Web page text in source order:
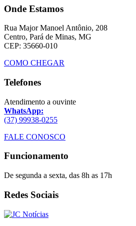
Onde Estamos
Rua Major Manoel Antônio, 208
Centro, Pará de Minas, MG
CEP: 35660-010
COMO CHEGAR
Telefones
Atendimento a ouvinte
WhatsApp:
(37) 99938-0255
FALE CONOSCO
Funcionamento
De segunda a sexta, das 8h as 17h
Redes Sociais